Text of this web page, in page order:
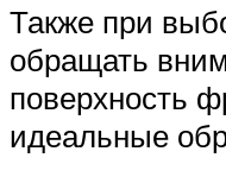
Также при
обращать
поверхность
идеальные